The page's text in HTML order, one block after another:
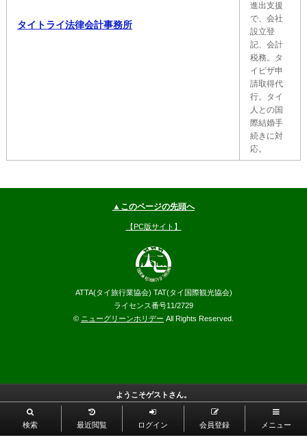
タイトライ法律会計事務所
進出支援
で、会社
設立登
記、会計
税務。タ
イビザ申
請取得代
行。タイ
人との国
際結婚手
続きに対
応。
▲このページの先頭へ
【PC版サイト】
ATTA(タイ旅行業協会) TAT(タイ国際観光協会)
ライセンス番号11/2729
© ニューグリーンホリデー All Rights Reserved.
ようこそゲストさん。
検索 最近閲覧 ログイン 会員登録 メニュー